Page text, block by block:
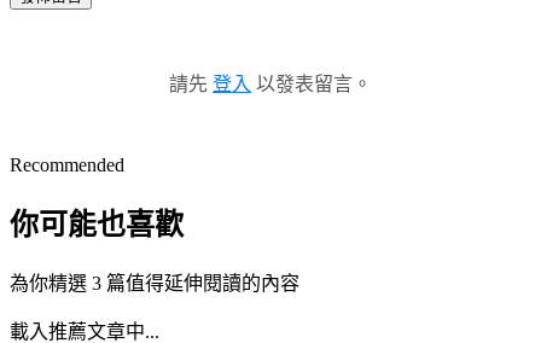
請先 登入 以發表留言。
Recommended
你可能也喜歡
為你精選 3 篇值得延伸閱讀的內容
載入推薦文章中...